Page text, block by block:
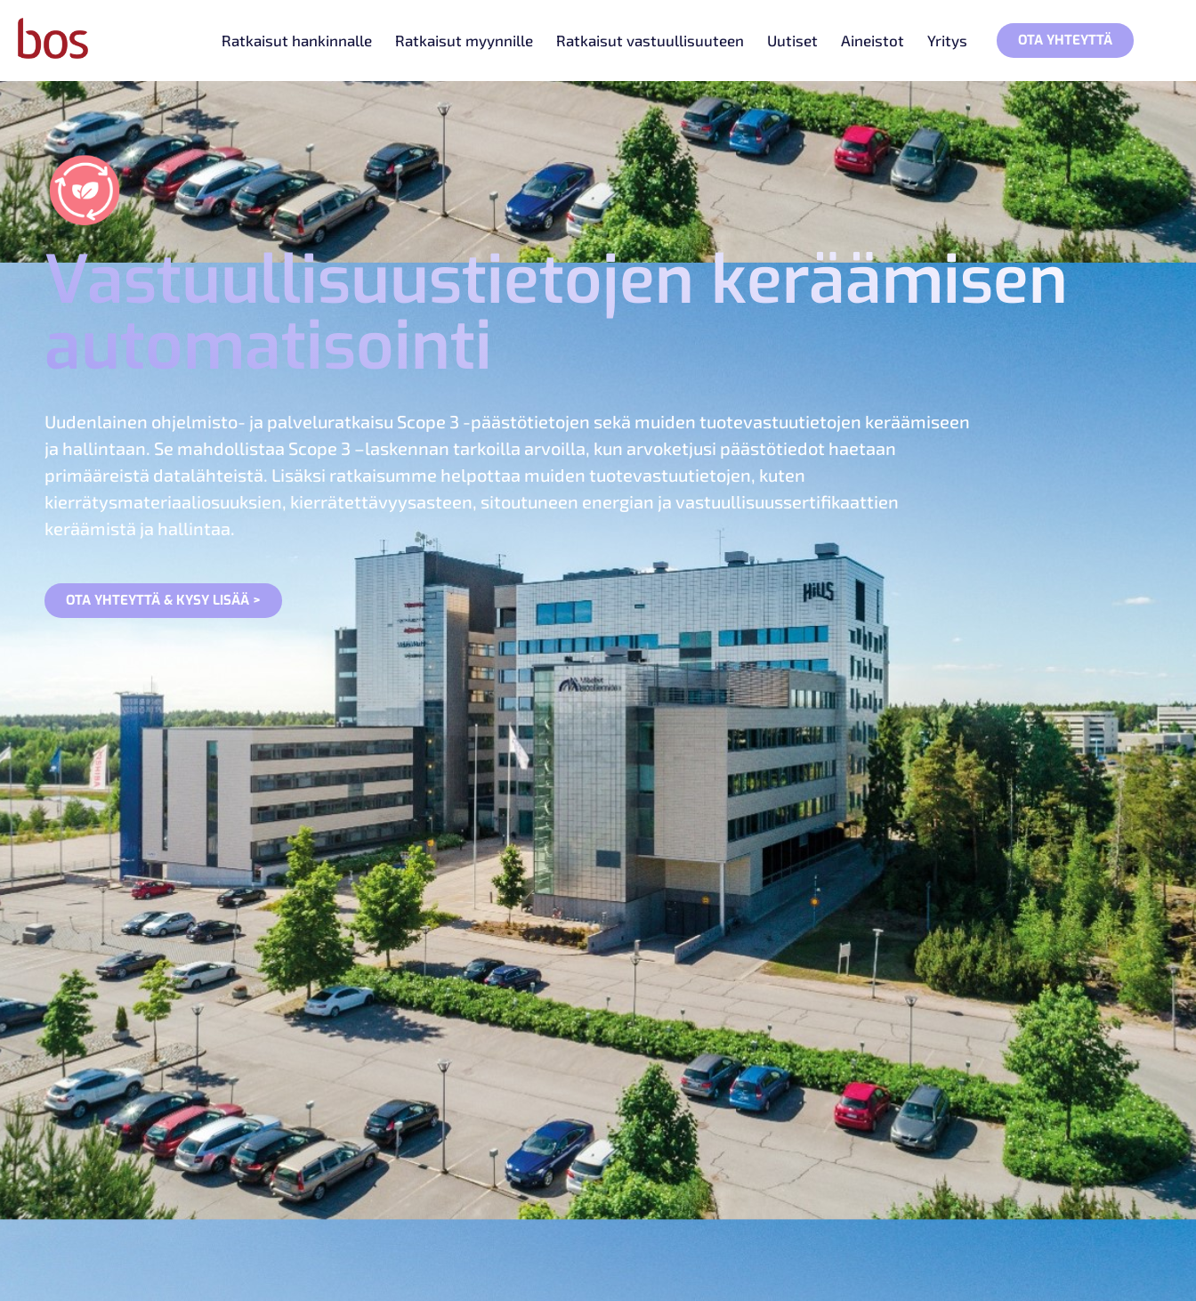
Ratkaisut hankinnalle Ratkaisut myynnille Ratkaisut vastuullisuuteen Uutiset Aineistot Yritys OTA YHTEYTTÄ
Vastuullisuustietojen keräämisen
automatisointi
Uudenlainen ohjelmisto- ja palveluratkaisu Scope 3 -päästötietojen sekä muiden tuotevastuutietojen keräämiseen
ja hallintaan. Se mahdollistaa Scope 3 –laskennan tarkoilla arvoilla, kun arvoketjusi päästötiedot haetaan
primääreistä datalähteistä. Lisäksi ratkaisumme helpottaa muiden tuotevastuutietojen, kuten
kierrätysmateriaaliosuuksien, kierrätettävyysasteen, sitoutuneen energian ja vastuullisuussertifikaattien
keräämistä ja hallintaa.
OTA YHTEYTTÄ & KYSY LISÄÄ >